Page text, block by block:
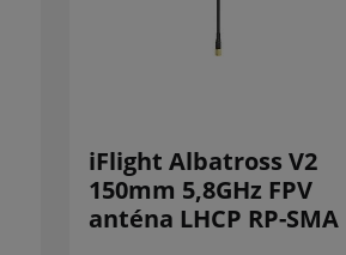
iFlight Albatross V2
150mm 5,8GHz FPV
anténa LHCP RP-SMA